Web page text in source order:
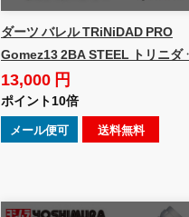
ダーツ バレル TRiNiDAD PRO
Gomez13 2BA STEEL トリニ
13,000 円
ポイント10倍
メール便可 送料無料